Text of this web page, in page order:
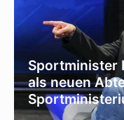
Sportminister
als neuen